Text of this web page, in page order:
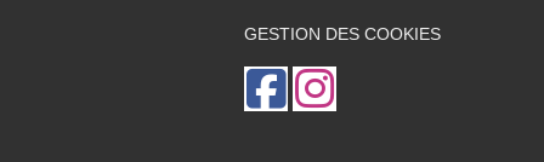
GESTION DES COOKIES